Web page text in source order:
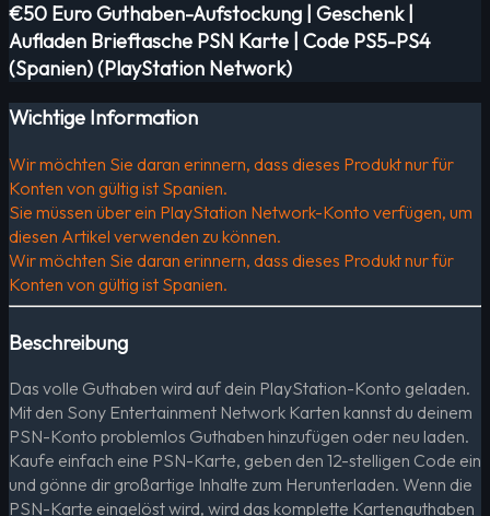
€50 Euro Guthaben-Aufstockung | Geschenk |
Aufladen Brieftasche PSN Karte | Code PS5-PS4
(Spanien) (PlayStation Network)
Wichtige Information
Wir möchten Sie daran erinnern, dass dieses Produkt nur für
Konten von gültig ist Spanien.
Sie müssen über ein PlayStation Network-Konto verfügen, um
diesen Artikel verwenden zu können.
Wir möchten Sie daran erinnern, dass dieses Produkt nur für
Konten von gültig ist Spanien.
Beschreibung
Das volle Guthaben wird auf dein PlayStation-Konto geladen.
Mit den Sony Entertainment Network Karten kannst du deinem
PSN-Konto problemlos Guthaben hinzufügen oder neu laden.
Kaufe einfach eine PSN-Karte, geben den 12-stelligen Code ein
und gönne dir großartige Inhalte zum Herunterladen. Wenn die
PSN-Karte eingelöst wird, wird das komplette Kartenguthaben